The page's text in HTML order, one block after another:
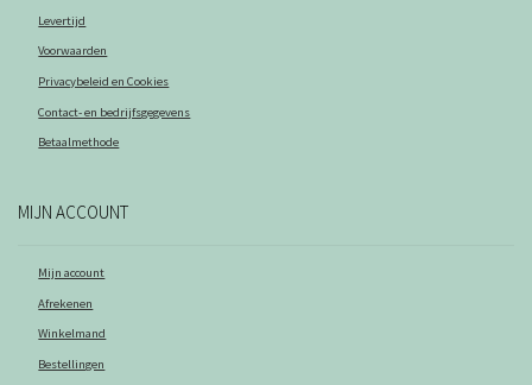
Levertijd
Voorwaarden
Privacybeleid en Cookies
Contact- en bedrijfsgegevens
Betaalmethode
MIJN ACCOUNT
Mijn account
Afrekenen
Winkelmand
Bestellingen